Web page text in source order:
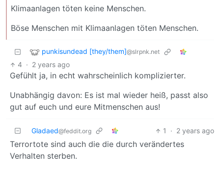
Klimaanlagen töten keine Menschen.
Böse Menschen mit Klimaanlagen töten Menschen.
punkisundead [they/them]@slrpnk.net
4 · 2 years ago
Gefühlt ja, in echt wahrscheinlich komplizierter.
Unabhängig davon: Es ist mal wieder heiß, passt also
gut auf euch und eure Mitmenschen aus!
Gladaed@feddit.org 1 · 2 years ago
Terrortote sind auch die die durch verändertes
Verhalten sterben.